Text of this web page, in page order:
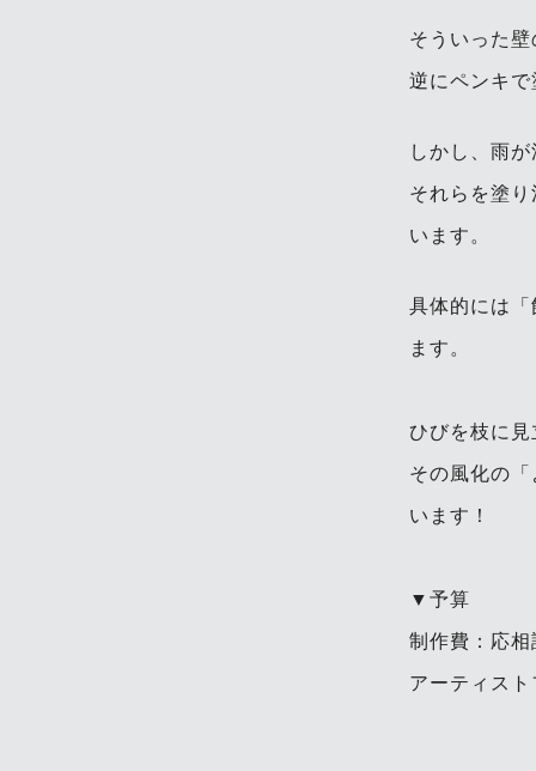
そういった
逆にペンキ
しかし、雨
それらを塗
います。
具体的には
ます。
ひびを枝に
その風化の
います！
▼予算
制作費：応相
アーティス